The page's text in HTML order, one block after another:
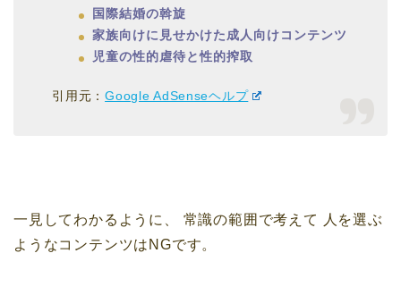
国際結婚の斡旋
家族向けに見せかけた成人向けコンテンツ
児童の性的虐待と性的搾取
引用元：Google AdSenseヘルプ
一見してわかるように、 常識の範囲で考えて
人を選ぶ
ようなコンテンツはNGです。